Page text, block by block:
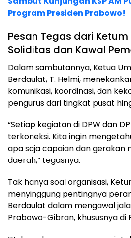
Program Presiden Prabowo!
Pesan Tegas dari Ketum
Soliditas dan Kawal
Dalam sambutannya, Ketua
Berdaulat, T. Helmi,
komunikasi, koordinasi, dan
pengurus dari tingkat pusat
“Setiap kegiatan di DPW dan
terkoneksi. Kita ingin
apa saja capaian dan gerakan
daerah,” tegasnya.
Tak hanya soal organisasi,
menyinggung pentingnya
Berdaulat dalam mengawal
Prabowo-Gibran, khususnya di